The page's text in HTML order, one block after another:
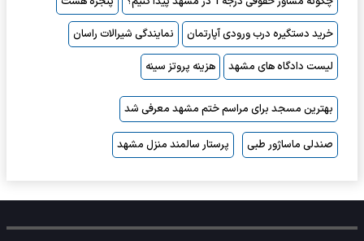
خرید دستگیره درب ورودی آپارتمان
نمایندگی شیرالات راسان
لیست دادگاه های مشهد
هزینه پروتز سینه
بهترین مسجد برای مراسم ختم مشهد معرفی شد
صندلی ماساژور طبی پرستار سالمند منزل مشهد